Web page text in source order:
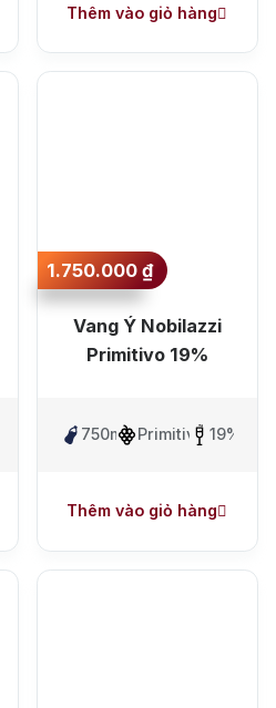
Thêm vào giỏ hàng
1.750.000₫
Vang Ý Nobilazzi
Primitivo 19%
750ml Primitivo 19%
Thêm vào giỏ hàng